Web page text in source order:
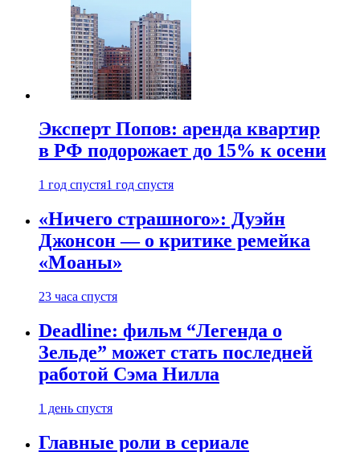
Эксперт Попов: аренда квартир
в РФ подорожает до 15% к осени
1 год спустя1 год спустя
«Ничего страшного»: Дуэйн
Джонсон — о критике ремейка
«Моаны»
23 часа спустя
Deadline: фильм “Легенда о
Зельде” может стать последней
работой Сэма Нилла
1 день спустя
Главные роли в сериале